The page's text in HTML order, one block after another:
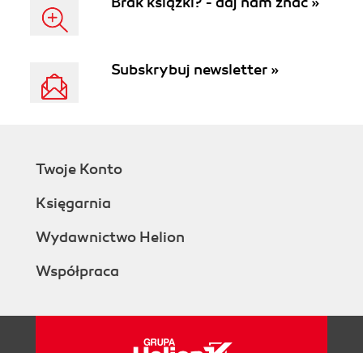
Subskrybuj newsletter »
Twoje Konto
Księgarnia
Wydawnictwo Helion
Współpraca